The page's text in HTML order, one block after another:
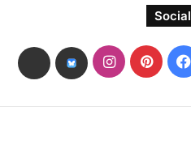
Social
فيسبوكبينتيريستانستقرامbsky